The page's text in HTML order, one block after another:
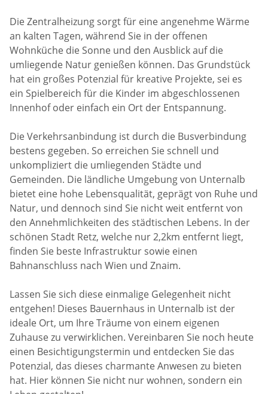
Die Zentralheizung sorgt für eine angenehme Wärme
an kalten Tagen, während Sie in der offenen
Wohnküche die Sonne und den Ausblick auf die
umliegende Natur genießen können. Das Grundstück
hat ein großes Potenzial für kreative Projekte, sei es
ein Spielbereich für die Kinder im abgeschlossenen
Innenhof oder einfach ein Ort der Entspannung.
Die Verkehrsanbindung ist durch die Busverbindung
bestens gegeben. So erreichen Sie schnell und
unkompliziert die umliegenden Städte und
Gemeinden. Die ländliche Umgebung von Unternalb
bietet eine hohe Lebensqualität, geprägt von Ruhe und
Natur, und dennoch sind Sie nicht weit entfernt von
den Annehmlichkeiten des städtischen Lebens. In der
schönen Stadt Retz, welche nur 2,2km entfernt liegt,
finden Sie beste Infrastruktur sowie einen
Bahnanschluss nach Wien und Znaim.
Lassen Sie sich diese einmalige Gelegenheit nicht
entgehen! Dieses Bauernhaus in Unternalb ist der
ideale Ort, um Ihre Träume von einem eigenen
Zuhause zu verwirklichen. Vereinbaren Sie noch heute
einen Besichtigungstermin und entdecken Sie das
Potenzial, das dieses charmante Anwesen zu bieten
hat. Hier können Sie nicht nur wohnen, sondern ein